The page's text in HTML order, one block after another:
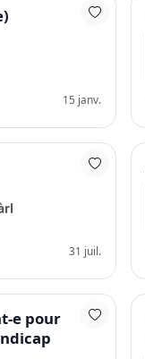
15 janv.
31 juil.
e pour